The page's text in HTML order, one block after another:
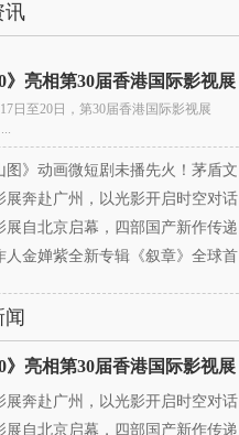
讯
日至20日，第30届香港国际影视展
》动画微短剧未播先火！茅盾文学奖IP首
展奔赴广州，以光影开启时空对话
自北京启幕，四部国产新作传递银幕温情
金婵紫全新专辑《叙章》全球首发，颠覆
展奔赴广州，以光影开启时空对话
自北京启幕，四部国产新作传递银幕温情